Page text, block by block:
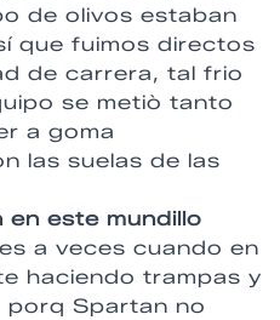
de olivos estaban
que fuimos directos
de carrera, tal frio
se metiò tanto
a goma
las suelas de las
este mundillo
a veces cuando en
haciendo trampas y
porq Spartan no